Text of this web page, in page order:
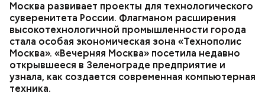
Москва развивает проекты для технологического
суверенитета России. Флагманом расширения
высокотехнологичной промышленности города
стала особая экономическая зона «Технополис
Москва». «Вечерняя Москва» посетила недавно
открывшееся в Зеленограде предприятие и
узнала, как создается современная компьютерная
техника.
ТЕХНОЛОГИИ
МОСКВА
ПРОМЫШЛЕННОСТЬ
ТЕХНОПОЛИС «МОСКВА»
Масленицу, в Пасхальную и Троицкую недели — и
представляли собой грандиозные праздники под
открытым небом — с музыкой и театральными
представлениями. В Москве главной площадкой для
таких «фестивалей» долгое время был Новинский
бульвар, а затем — Девичье поле. В программу
мероприятий входили не только музыкальные
выступления, но и комические пьесы, кукольные
Фото: public domain